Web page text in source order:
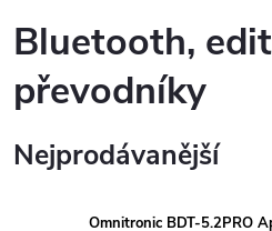
Bluetooth,
převodníky
Nejprodávanější
Omnitronic BDT-5.2PRO